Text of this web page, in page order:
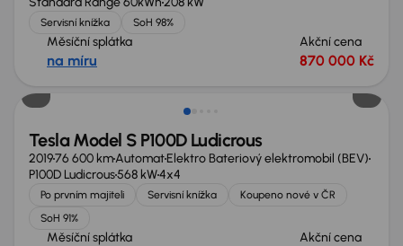
Servisní knížka SoH 98%
Měsíční splátka
na míru
Akční cena
870 000 Kč
Možnost odpočtu DPH
Tesla Model S P100D Ludicrous
201976 600 kmAutomatElektro Bateriový elektromobil (BEV)
P100D Ludicrous568 kW4x4
Po prvním majiteli Servisní knížka
Koupeno nové v ČR
SoH 91%
Měsíční splátka Akční cena